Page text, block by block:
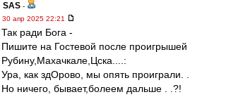
SAS -
30 апр 2025 22:21
Так ради Бога -
Пишите на Гостевой после проигрышей
Рубину,Махачкале,Цска....:
Ура, как здОрово, мы опять проиграли. .
Но ничего, бывает,болеем дальше . .?!